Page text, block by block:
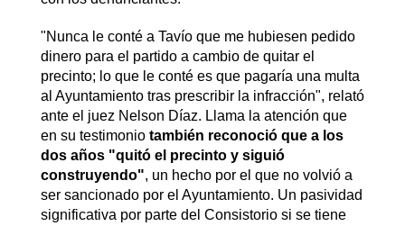
"Nunca le conté a Tavío que me hubiesen pedido
dinero para el partido a cambio de quitar el
precinto; lo que le conté es que pagaría una multa
al Ayuntamiento tras prescribir la infracción", relató
ante el juez Nelson Díaz. Llama la atención que
en su testimonio también reconoció que a los
dos años "quitó el precinto y siguió
construyendo", un hecho por el que no volvió a
ser sancionado por el Ayuntamiento. Un pasividad
significativa por parte del Consistorio si se tiene